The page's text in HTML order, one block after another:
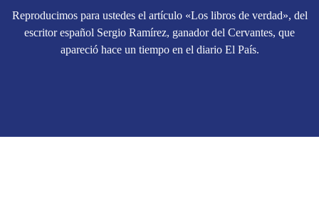
Reproducimos para ustedes el artículo «Los libros de verdad», del
escritor español Sergio Ramírez, ganador del Cervantes, que
apareció hace un tiempo en el diario El País.